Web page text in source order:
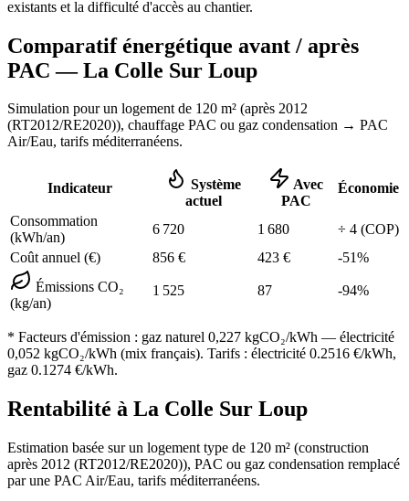
existants et la difficulté d'accès au chantier.
Comparatif énergétique avant / après
PAC —La Colle Sur Loup
Simulation pour un logement de 120 m² (après 2012
(RT2012/RE2020)), chauffage PAC ou gaz condensation → PAC
Air/Eau, tarifs méditerranéens.
Indicateur
Système
actuel
Avec
PAC
Économie
Consommation
(kWh/an)
6 720 1 680 ÷ 4 (COP)
Coût annuel (€)
856 € 423 € -51%
Émissions CO₂
(kg/an)
1 525 87 -94%
* Facteurs d'émission : gaz naturel 0,227 kgCO₂/kWh — électricité
0,052 kgCO₂/kWh (mix français). Tarifs : électricité 0.2516 €/kWh,
gaz 0.1274 €/kWh.
Rentabilité à La Colle Sur Loup
Estimation basée sur un logement type de 120 m² (construction
après 2012 (RT2012/RE2020)), PAC ou gaz condensation remplacé
par une PAC Air/Eau, tarifs méditerranéens.